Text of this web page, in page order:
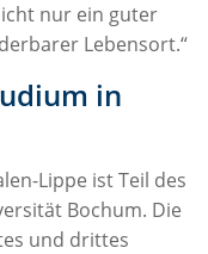
nur ein guter
Lebensort.“
in
Lippe ist Teil des
Bochum. Die
und drittes